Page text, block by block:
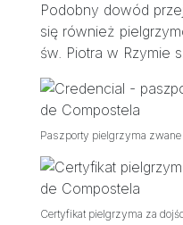
Podobny dowód
się również
św. Piotra w Rzymie
Paszporty pielgrzyma
Certyfikat pielgrzyma za